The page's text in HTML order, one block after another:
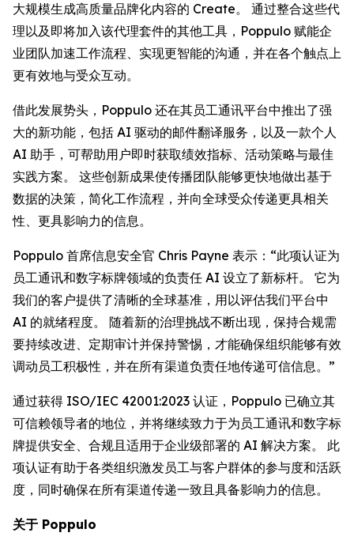
大规模生成高质量品牌化内容的 Create。 通过整合这些代
理以及即将加入该代理套件的其他工具，Poppulo 赋能企
业团队加速工作流程、实现更智能的沟通，并在各个触点上
更有效地与受众互动。
借此发展势头，Poppulo 还在其员工通讯平台中推出了强
大的新功能，包括 AI 驱动的邮件翻译服务，以及一款个人
AI 助手，可帮助用户即时获取绩效指标、活动策略与最佳
实践方案。 这些创新成果使传播团队能够更快地做出基于
数据的决策，简化工作流程，并向全球受众传递更具相关
性、更具影响力的信息。
Poppulo 首席信息安全官 Chris Payne 表示：“此项认证为
员工通讯和数字标牌领域的负责任 AI 设立了新标杆。 它为
我们的客户提供了清晰的全球基准，用以评估我们平台中
AI 的就绪程度。 随着新的治理挑战不断出现，保持合规需
要持续改进、定期审计并保持警惕，才能确保组织能够有效
调动员工积极性，并在所有渠道负责任地传递可信信息。”
通过获得 ISO/IEC 42001:2023 认证，Poppulo 已确立其
可信赖领导者的地位，并将继续致力于为员工通讯和数字标
牌提供安全、合规且适用于企业级部署的 AI 解决方案。 此
项认证有助于各类组织激发员工与客户群体的参与度和活跃
度，同时确保在所有渠道传递一致且具备影响力的信息。
关于 Poppulo